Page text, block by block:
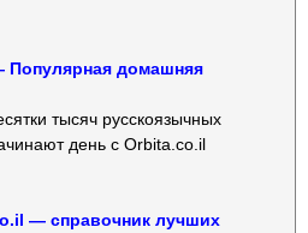
Популярная домашняя
тысяч русскоязычных
день с Orbita.co.il
— справочник лучших